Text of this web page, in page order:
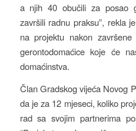
a njih 40 obučili za posao
završili radnu praksu”, rekla
na projektu nakon
gerontodomaćice koje će
domaćinstva.
Član Gradskog vijeća Novog
da je za 12 mjeseci, koliko
rad sa svojim partnerima